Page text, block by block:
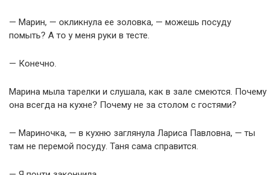
— Марин, — окликнула ее золовка, — можешь посуду
помыть? А то у меня руки в тесте.
— Конечно.
Марина мыла тарелки и слушала, как в зале смеются. Почему
она всегда на кухне? Почему не за столом с гостями?
— Мариночка, — в кухню заглянула Лариса Павловна, — ты
там не перемой посуду. Таня сама справится.